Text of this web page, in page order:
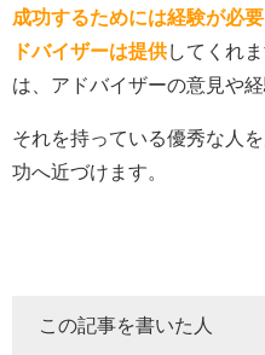
成功するためには経験が必
ドバイザーは提供してくれ
は、アドバイザーの意見や経
それを持っている優秀な人
功へ近づけます。
この記事を書いた人